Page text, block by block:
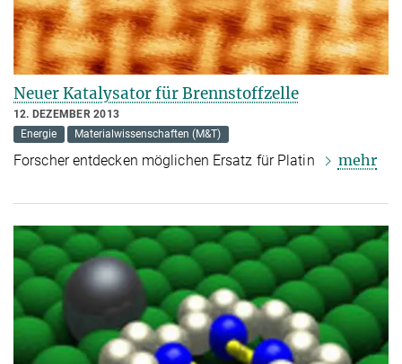
Neuer Katalysator für Brennstoffzelle
12. DEZEMBER 2013
Energie
Materialwissenschaften (M&T)
Forscher entdecken möglichen Ersatz für Platin mehr